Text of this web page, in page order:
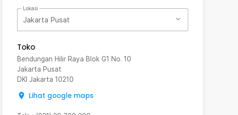
Lokasi
Jakarta Pusat
Toko
Bendungan Hilir Raya Blok G1 No. 10
Jakarta Pusat
DKI Jakarta 10210
Lihat google maps